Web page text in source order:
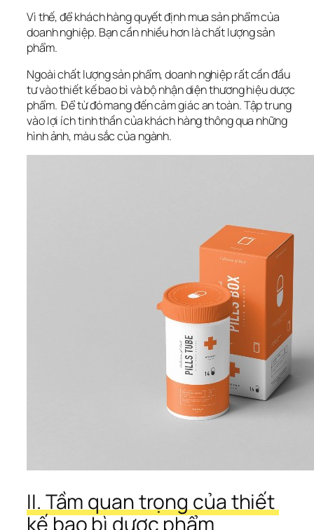
Vì thế, để khách hàng quyết định mua sản phẩm của
doanh nghiệp. Bạn cần nhiều hơn là chất lượng sản
phẩm.
Ngoài chất lượng sản phẩm, doanh nghiệp rất cần đầu
tư vào thiết kế bao bì và bộ nhận diện thương hiệu dược
phẩm.  Để từ đó mang đến cảm giác an toàn. Tập trung
vào lợi ích tinh thần của khách hàng thông qua những
hình ảnh, màu sắc của ngành.
II. Tầm quan trọng của thiết
kế bao bì dược phẩm